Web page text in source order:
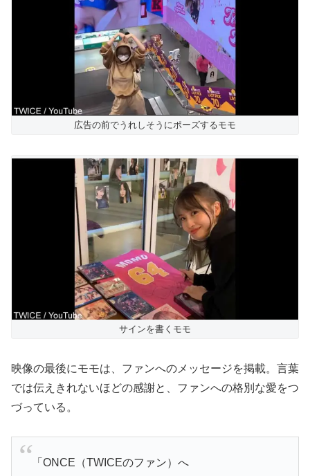
広告の前でうれしそうにポーズするモモ
サインを書くモモ
映像の最後にモモは、ファンへのメッセージを掲載。言葉
では伝えきれないほどの感謝と、ファンへの格別な愛をつ
づっている。
「ONCE（TWICEのファン）へ